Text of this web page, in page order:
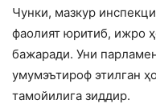
Чунки, мазкур
фаолият юритиб, ижро
бажаради. Уни
умумэътироф этилган
тамойилига зиддир.